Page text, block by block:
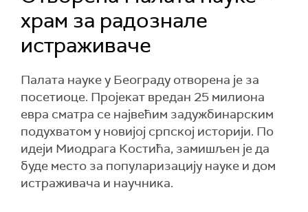
храм за радознале
истраживаче
Палата науке у Београду отворена је за
посетиоце. Пројекат вредан 25 милиона
евра сматра се највећим задужбинарским
подухватом у новијој српској историји. По
идеји Миодрага Костића, замишљен је да
буде место за популаризацију науке и дом
истраживача и научника.